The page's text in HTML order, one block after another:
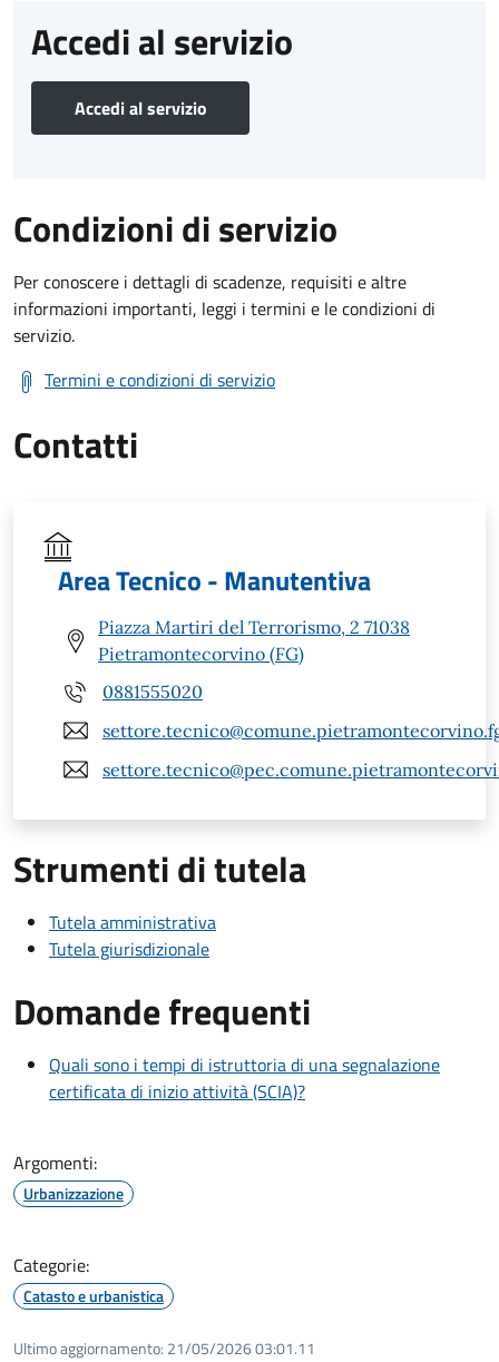
Accedi al servizio
Accedi al servizio
Condizioni di servizio
Per conoscere i dettagli di scadenze, requisiti e altre
informazioni importanti, leggi i termini e le condizioni di
servizio.
Termini e condizioni di servizio
Contatti
Area Tecnico - Manutentiva
Piazza Martiri del Terrorismo, 2 71038
Pietramontecorvino (FG)
0881555020
Strumenti di tutela
Tutela amministrativa
Tutela giurisdizionale
Domande frequenti
Quali sono i tempi di istruttoria di una segnalazione
certificata di inizio attività (SCIA)?
Argomenti:
Urbanizzazione
Categorie:
Catasto e urbanistica
Ultimo aggiornamento: 21/05/2026 03:01.11